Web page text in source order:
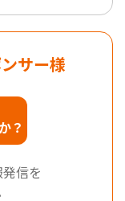
サー様
？
信を